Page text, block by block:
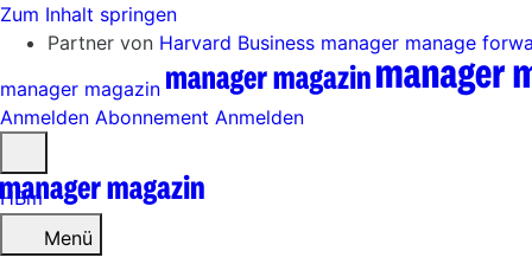
Zum Inhalt springen
Partner von Harvard Business manager manage
manager magazin
Anmelden Abonnement Anmelden
öffnen
Menü
HBm